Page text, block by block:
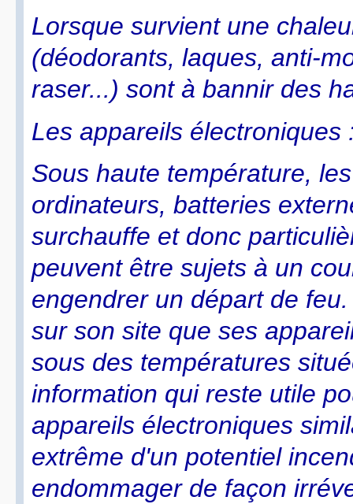
Lorsque survient une
(déodorants, laques, anti-
raser...) sont à bannir des
Les appareils
Sous haute température,
ordinateurs, batteries
surchauffe et donc
peuvent être sujets à un
engendrer un départ de
sur son site que ses
sous des températures
information qui reste utile
appareils électroniques
extrême d'un potentiel
endommager de façon